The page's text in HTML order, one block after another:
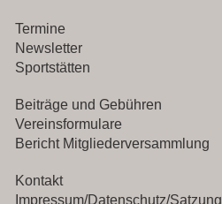
Termine
Newsletter
Sportstätten
Beiträge und Gebühren
Vereinsformulare
Bericht Mitgliederversammlung
Kontakt
Impressum/Datenschutz/Satzung